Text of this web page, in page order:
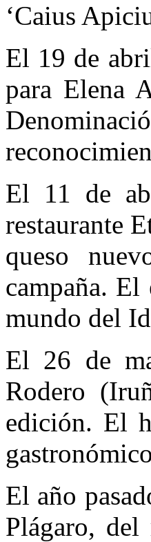
‘Caius
El 19 de
para Elena
El 11 de
restaurante
queso
campaña.
mundo del
El 26 de
Rodero
edición. El
El año
Plágaro, del